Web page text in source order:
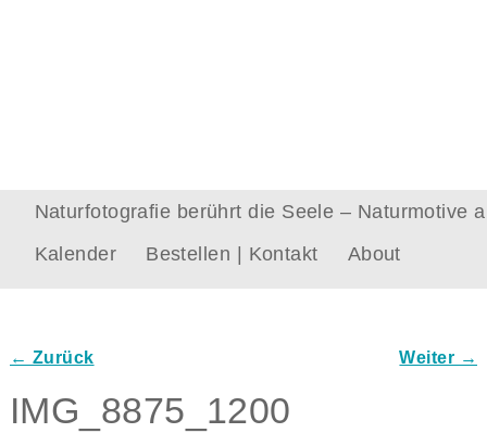
Naturfotografie berührt die Seele – Naturmotive
Kalender
Bestellen | Kontakt About
← Zurück Weiter →
IMG_8875_1200